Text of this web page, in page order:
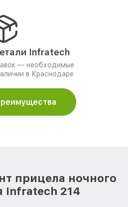
Infratech
— необходимые
в Краснодаре
прицела ночного
Infratech 214